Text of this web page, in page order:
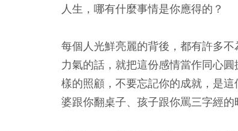
人生，哪有什麼事情是你應得的？
每個人光鮮亮麗的背後，都有許多
力氣的話，就把這份感情當作同心
樣的照顧，不要忘記你的成就，是
婆跟你翻桌子、孩子跟你罵三字經的